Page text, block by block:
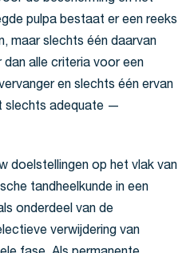
pulpa bestaat er een reeks
maar slechts één daarvan
alle criteria voor een
en slechts één ervan
slechts adequate —
doelstellingen op het vlak van
tandheelkunde in een
onderdeel van de
verwijdering van